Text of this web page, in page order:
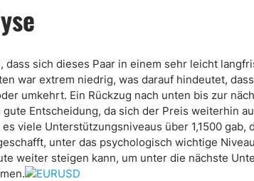
dass sich dieses Paar in einem sehr leicht
war extrem niedrig, was darauf hindeutet,
umkehrt. Ein Rückzug nach unten bis zur
Entscheidung, da sich der Preis weiterhin
viele Unterstützungsniveaus über 1,1500
unter das psychologisch wichtige
weiter steigen kann, um unter die nächste